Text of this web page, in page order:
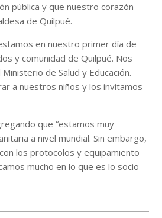
pública y que nuestro corazón
de Quilpué.
en nuestro primer día de
y comunidad de Quilpué. Nos
de Salud y Educación.
a nuestros niños y los invitamos
que “estamos muy
a nivel mundial. Sin embargo,
los protocolos y equipamiento
mucho en lo que es lo socio